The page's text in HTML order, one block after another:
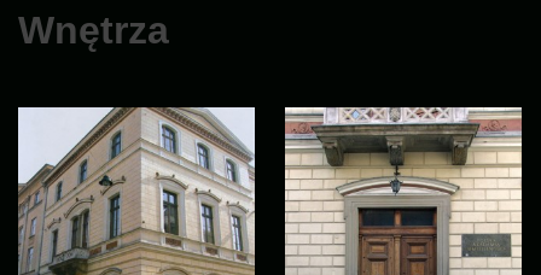
Wnętrza